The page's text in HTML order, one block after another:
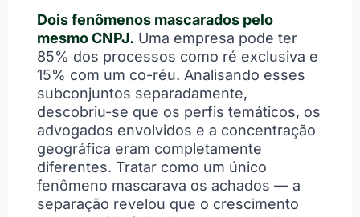
Dois fenômenos mascarados pelo
mesmo CNPJ. Uma empresa pode ter
85% dos processos como ré exclusiva e
15% com um co-réu. Analisando esses
subconjuntos separadamente,
descobriu-se que os perfis temáticos, os
advogados envolvidos e a concentração
geográfica eram completamente
diferentes. Tratar como um único
fenômeno mascarava os achados — a
separação revelou que o crescimento